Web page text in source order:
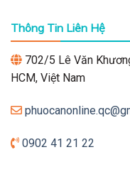
Thông Tin Liên Hệ
702/5 Lê Văn
HCM, Việt Nam
0902 41 21 22